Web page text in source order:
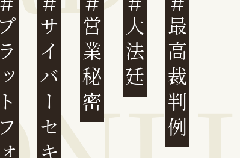
プラットフォーム 営業秘密 大法廷 最高裁判例